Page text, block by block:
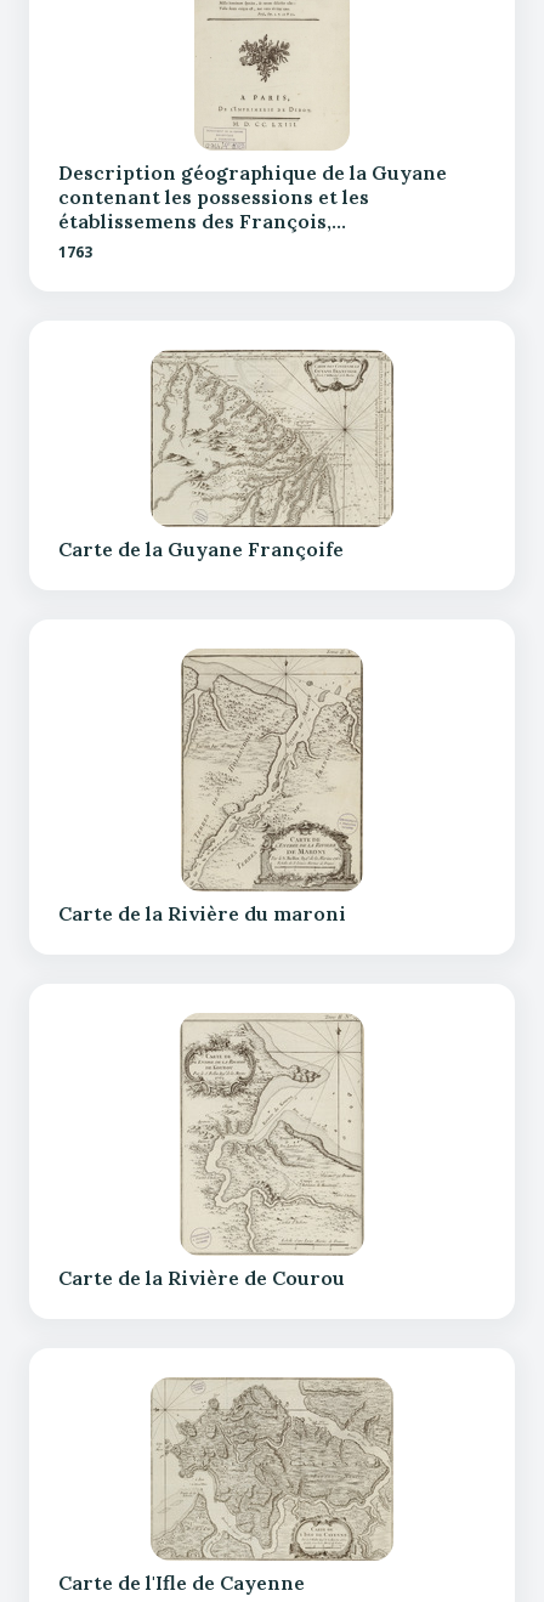
Description géographique de la Guyane
contenant les possessions et les
établissemens des François,…
1763
Carte de la Guyane Françoife
Carte de la Rivière du maroni
Carte de la Rivière de Courou
Carte de l'Ifle de Cayenne